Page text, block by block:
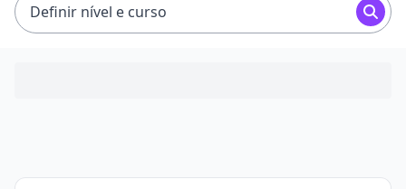
Definir nível e curso